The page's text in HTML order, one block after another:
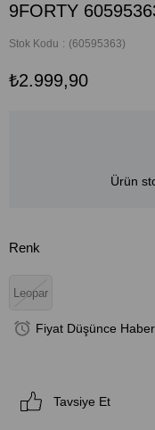
9FORTY
Stok Kodu (60595363)
₺2.999,90
Ürün
Renk
Leopar
Fiyat Düşünce
Tavsiye Et